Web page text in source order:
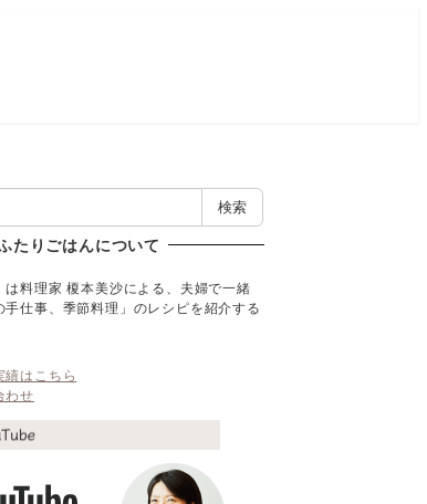
検索
たりごはんについて
は料理家 榎本美沙による、夫婦で一緒
手仕事、季節料理」のレシピを紹介する
はこちら
わせ